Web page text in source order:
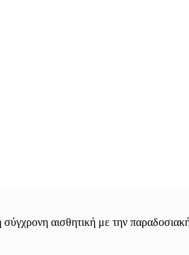
αισθητική με την